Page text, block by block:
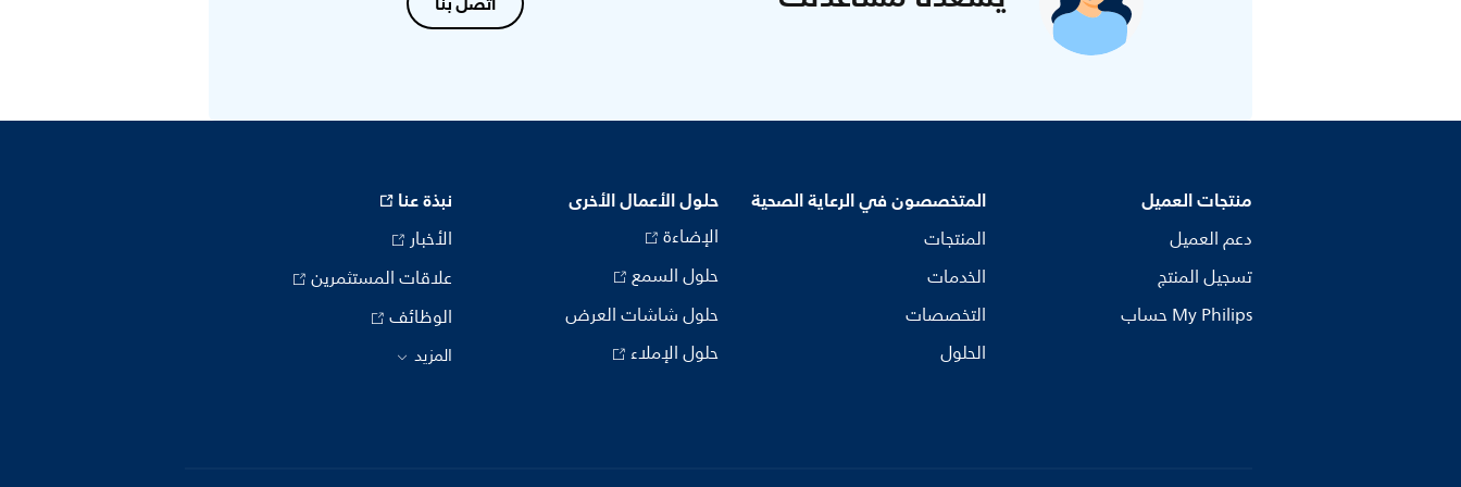
منتجات العميل
دعم العميل
تسجيل المنتج
My Philips حساب
المتخصصون في الرعاية الصحية
المنتجات
الخدمات
التخصصات
الحلول
حلول الأعمال الأخرى
الإضاءة
حلول السمع
حلول شاشات العرض
حلول الإملاء
نبذة عنا
الأخبار
علاقات المستثمرين
الوظائف
المزيد